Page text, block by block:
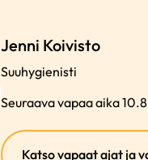
Jenni Koivisto
Suuhygienisti
Seuraava vapaa aika
Katso vapaat ajat ja